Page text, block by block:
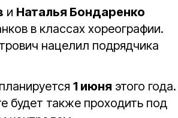
и Наталья Бондаренко
в классах хореографии.
нацелил подрядчика
1 июня этого года.
будет также проходить под